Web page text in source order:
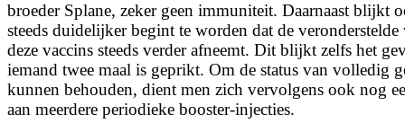
broeder Splane, zeker geen immuniteit. Daarnaast blijkt
steeds duidelijker begint te worden dat de
deze vaccins steeds verder afneemt. Dit blijkt zelfs het
iemand twee maal is geprikt. Om de status van volledig
kunnen behouden, dient men zich vervolgens ook nog
aan meerdere periodieke booster-injecties.